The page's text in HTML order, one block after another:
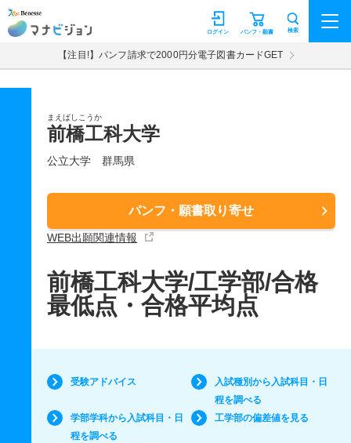
マナビジョン パンフ・願書
ログイン 検索
【注目!】パンフ請求で2000円分電子図書カードGET
まえばしこうか
前橋工科大学
公立大学 群馬県
パンフ・願書取り寄せ
WEB出願関連情報
前橋工科大学/工学部/合格
最低点・合格平均点
受験アドバイス
入試種別から入試科目・日
程を調べる
学部学科から入試科目・日
程を調べる
工学部の偏差値を見る